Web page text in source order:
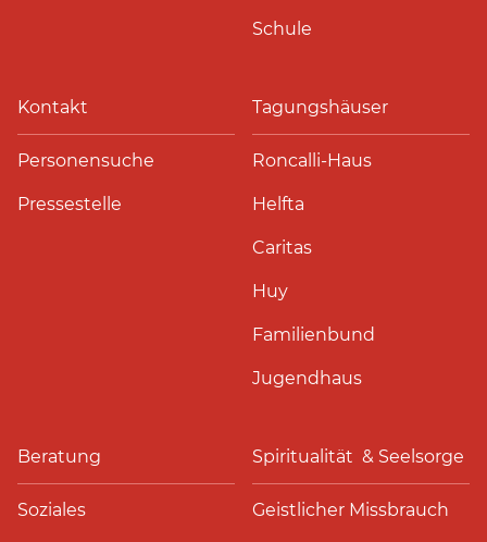
Schule
Kontakt
Personensuche
Pressestelle
Tagungshäuser
Roncalli-Haus
Helfta
Caritas
Huy
Familienbund
Jugendhaus
Beratung
Soziales
Spiritualität & Seelsorge
Geistlicher Missbrauch